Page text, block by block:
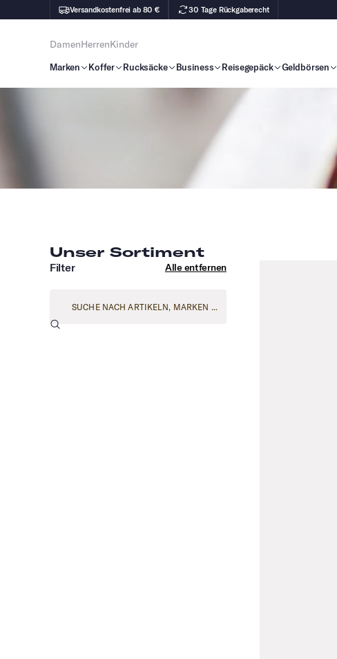
Versandkostenfrei ab 80 € 30 Tage Rückgaberecht
DamenHerrenKinder
Marken Koffer Rucksäcke Business Reisegepäck Geldbörsen
Unser Sortiment
Filter Alle entfernen